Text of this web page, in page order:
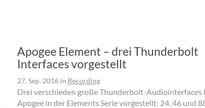
Apogee Element – drei Thunderbolt
Interfaces vorgestellt
27. Sep. 2016in Recording
Drei verschieden große Thunderbolt-Audiointerfaces
Apogee in der Elements Serie vorgestellt: 24, 46 und